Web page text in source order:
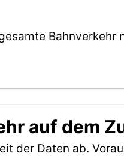
auf dem
der Daten ab.